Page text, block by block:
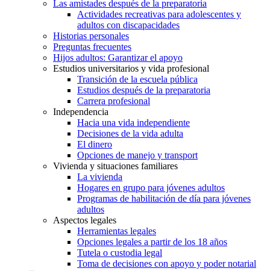
Las amistades después de la preparatoria
Actividades recreativas para adolescentes y
adultos con discapacidades
Historias personales
Preguntas frecuentes
Hijos adultos: Garantizar el apoyo
Estudios universitarios y vida profesional
Transición de la escuela pública
Estudios después de la preparatoria
Carrera profesional
Independencia
Hacia una vida independiente
Decisiones de la vida adulta
El dinero
Opciones de manejo y transport
Vivienda y situaciones familiares
La vivienda
Hogares en grupo para jóvenes adultos
Programas de habilitación de día para jóvenes
adultos
Aspectos legales
Herramientas legales
Opciones legales a partir de los 18 años
Tutela o custodia legal
Toma de decisiones con apoyo y poder notarial